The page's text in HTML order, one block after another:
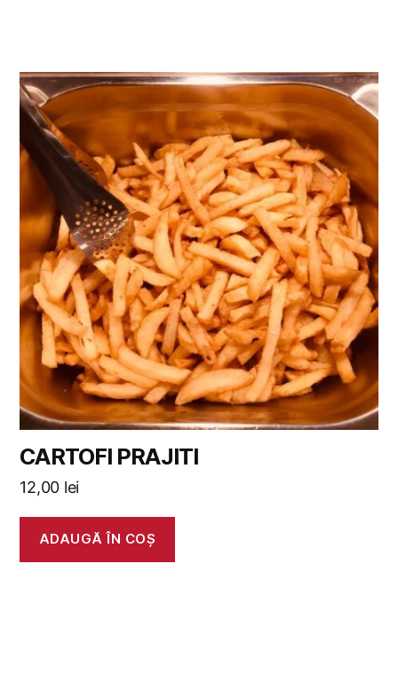
CARTOFI PRAJITI
12,00 lei
ADAUGĂ ÎN COȘ